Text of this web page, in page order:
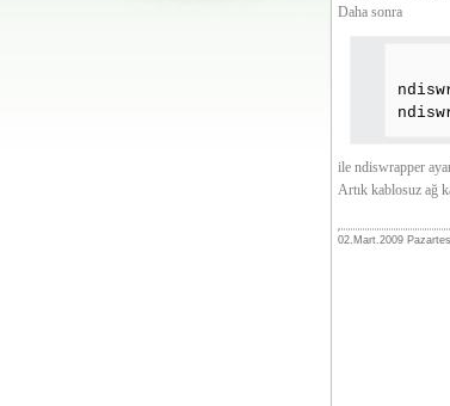
Daha sonra
ile ndiswrapper
Artık kablosuz ağ
02.Mart.2009